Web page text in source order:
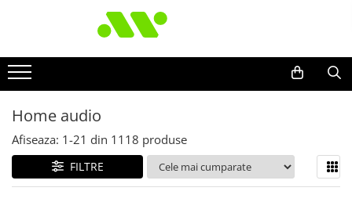
Home audio
Afiseaza: 1-21 din 1118 produse
FILTRE